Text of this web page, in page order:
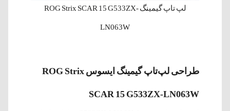
لپ‌ تاپ گیمینگ ROG Strix SCAR 15 G533ZX-
LN063W
طراحی لپ‌تاپ گیمینگ ایسوس ROG Strix
SCAR 15 G533ZX-LN063W